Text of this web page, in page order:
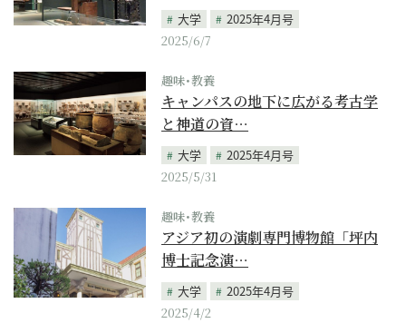
大学
2025年4月号
2025/6/7
趣味･教養
キャンパスの地下に広がる考古学
と神道の資…
大学
2025年4月号
2025/5/31
趣味･教養
アジア初の演劇専門博物館「坪内
博士記念演…
大学
2025年4月号
2025/4/2